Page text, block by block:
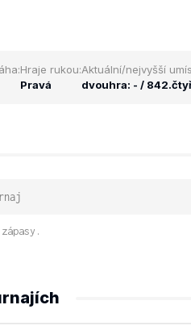
Hraje rukou:
Pravá
Aktuální/nejvyšší
dvouhra: - / 842.